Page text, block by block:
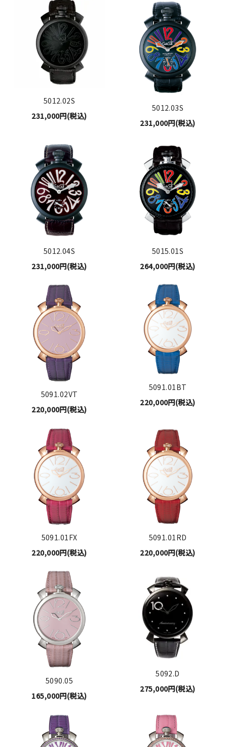
5012.02S
231,000円(税込)
5012.03S
231,000円(税込)
5012.04S
231,000円(税込)
5015.01S
264,000円(税込)
5091.02VT
220,000円(税込)
5091.01BT
220,000円(税込)
5091.01FX
220,000円(税込)
5091.01RD
220,000円(税込)
5090.05
165,000円(税込)
5092.D
275,000円(税込)